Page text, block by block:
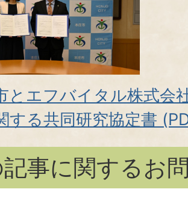
とエフバイタル株式会
する共同研究協定書
事に関するお